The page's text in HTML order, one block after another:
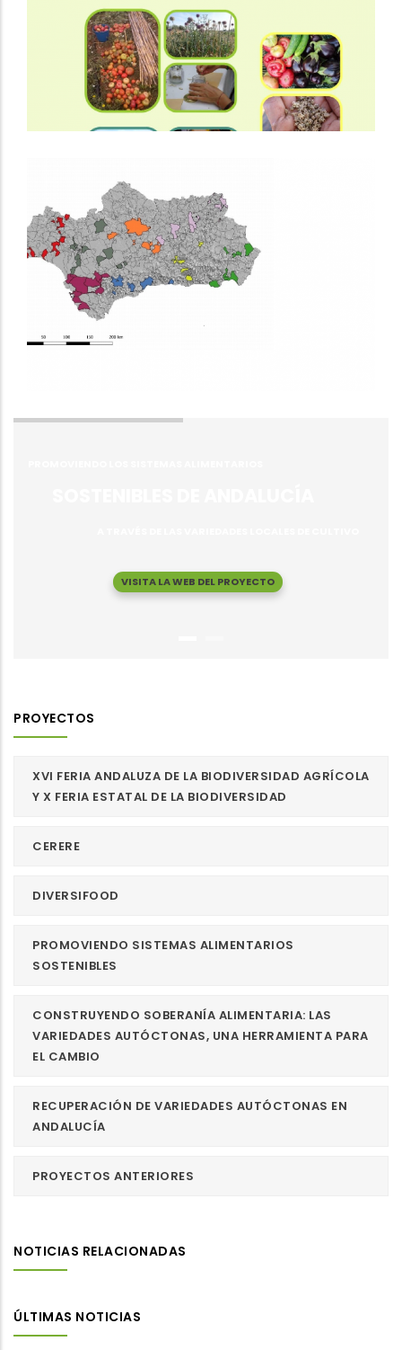
VISITA LA WEB DEL PROYECTO
PROYECTOS
XVI FERIA ANDALUZA DE LA BIODIVERSIDAD AGRÍCOLA
Y X FERIA ESTATAL DE LA BIODIVERSIDAD
CERERE
DIVERSIFOOD
PROMOVIENDO SISTEMAS ALIMENTARIOS
SOSTENIBLES
CONSTRUYENDO SOBERANÍA ALIMENTARIA: LAS
VARIEDADES AUTÓCTONAS, UNA HERRAMIENTA PARA
EL CAMBIO
RECUPERACIÓN DE VARIEDADES AUTÓCTONAS EN
ANDALUCÍA
PROYECTOS ANTERIORES
NOTICIAS RELACIONADAS
ÚLTIMAS NOTICIAS